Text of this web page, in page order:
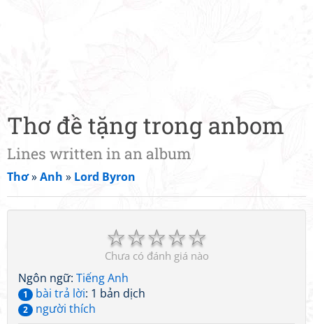
Thơ đề tặng trong anbom
Lines written in an album
Thơ»Anh » Lord Byron
☆
☆
☆
☆
☆
Chưa có đánh giá nào
Ngôn ngữ: Tiếng Anh
1 bài trả lời: 1 bản dịch
2
người thích